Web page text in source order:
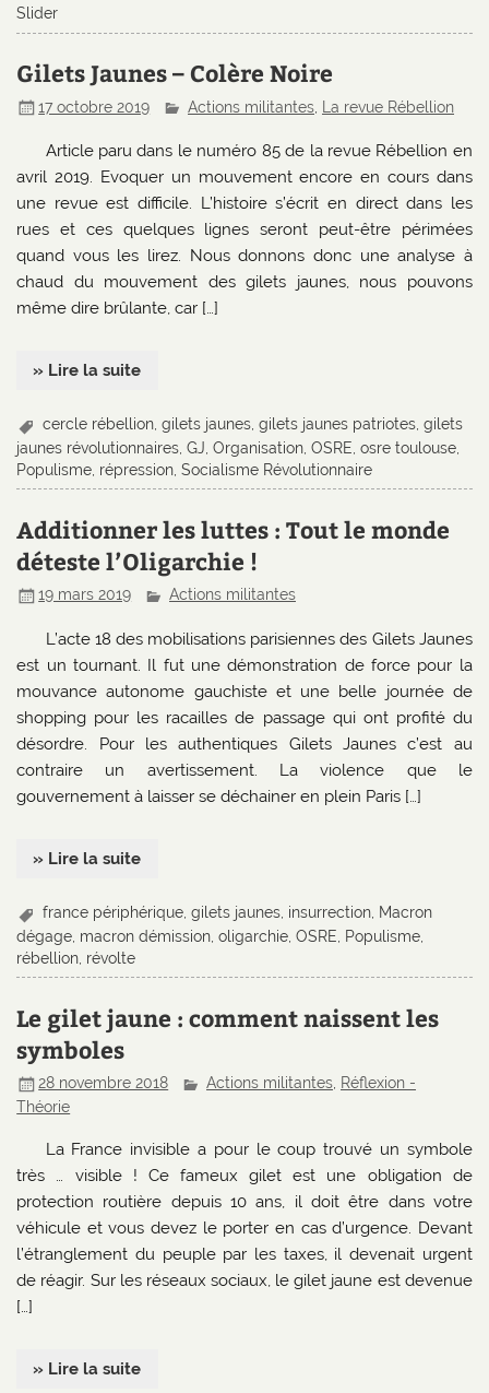
Slider
Gilets Jaunes – Colère Noire
17 octobre 2019 Actions militantes La revue Rébellion
Article paru dans le numéro 85 de la revue Rébellion en
avril 2019. Evoquer un mouvement encore en cours dans
une revue est difficile. L’histoire s’écrit en direct dans les
rues et ces quelques lignes seront peut-être périmées
quand vous les lirez. Nous donnons donc une analyse à
chaud du mouvement des gilets jaunes, nous pouvons
même dire brûlante, car […]
» Lire la suite
cercle rébellion,gilets jaunes,gilets jaunes patriotes,gilets
jaunes révolutionnaires ,GJ ,Organisation ,OSRE ,osre toulouse
Populisme répression ,Socialisme Révolutionnaire
Additionner les luttes : Tout le monde
déteste l’Oligarchie !
19 mars 2019 Actions militantes
L’acte 18 des mobilisations parisiennes des Gilets Jaunes
est un tournant. Il fut une démonstration de force pour la
mouvance autonome gauchiste et une belle journée de
shopping pour les racailles de passage qui ont profité du
désordre. Pour les authentiques Gilets Jaunes c’est au
contraire un avertissement. La violence que le
gouvernement à laisser se déchainer en plein Paris […]
» Lire la suite
france périphérique,gilets jaunes, insurrection, Macron
dégage macron démission ,oligarchie ,OSRE Populisme
rébellion révolte
Le gilet jaune : comment naissent les
symboles
28 novembre 2018 Actions militantes, Réflexion -
Théorie
La France invisible a pour le coup trouvé un symbole
très … visible ! Ce fameux gilet est une obligation de
protection routière depuis 10 ans, il doit être dans votre
véhicule et vous devez le porter en cas d’urgence. Devant
l’étranglement du peuple par les taxes, il devenait urgent
de réagir. Sur les réseaux sociaux, le gilet jaune est devenue
[…]
» Lire la suite